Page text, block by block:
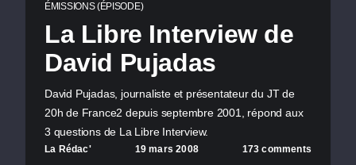
ÉMISSIONS (ÉPISODE)
La Libre Interview de
David Pujadas
David Pujadas, journaliste et présentateur du JT de
20h de France2 depuis septembre 2001, répond aux
3 questions de La Libre Interview.
La Rédac' 19 mars 2008 173 comments